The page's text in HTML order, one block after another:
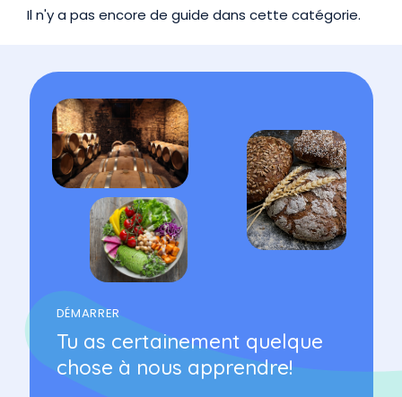
Il n'y a pas encore de guide dans cette catégorie.
DÉMARRER
Tu as certainement quelque
chose à nous apprendre!